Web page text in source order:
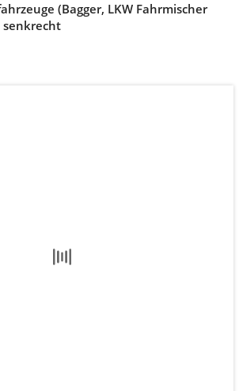
(Bagger, LKW Fahrmischer
senkrecht